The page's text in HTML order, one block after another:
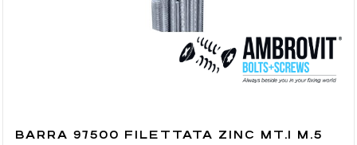
BARRA 97500 FILETTATA ZINC MT.1 M.5